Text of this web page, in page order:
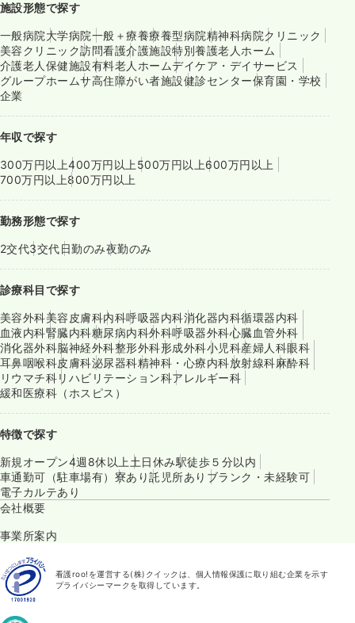
施設形態で探す
一般病院大学病院一般＋療養療養型病院精神科病院クリニック
美容クリニック訪問看護介護施設特別養護老人ホーム
介護老人保健施設有料老人ホームデイケア・デイサービス
グループホームサ高住障がい者施設健診センター保育園・学校
企業
年収で探す
300万円以上400万円以上 500万円以上600万円以上
700万円以上800万円以上
勤務形態で探す
2交代3交代日勤のみ夜勤のみ
診療科目で探す
美容外科美容皮膚科内科呼吸器内科消化器内科循環器内科
血液内科腎臓内科糖尿病内科外科呼吸器外科心臓血管外科
消化器外科脳神経外科整形外科形成外科小児科産婦人科眼科
耳鼻咽喉科皮膚科泌尿器科精神科・心療内科放射線科麻酔科
リウマチ科リハビリテーション科アレルギー科
緩和医療科（ホスピス）
特徴で探す
新規オープン4週8休以上 土日休み駅徒歩５分以内
車通勤可（駐車場有） 寮あり託児所あり ブランク・未経験可
電子カルテあり
会社概要
事業所案内
看護roo!を運営する(株)クイックは、個人情報保護に取り組む企業を示す
プライバシーマークを取得しています。